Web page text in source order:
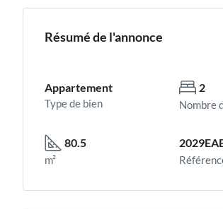
Résumé de l'annonce
Appartement
Type de bien
2
Nombre
80.5
m²